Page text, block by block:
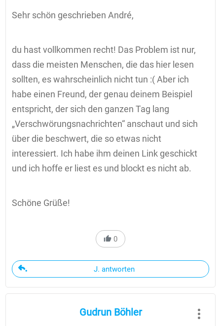
Sehr schön geschrieben André,
du hast vollkommen recht! Das Problem ist nur,
dass die meisten Menschen, die das hier lesen
sollten, es wahrscheinlich nicht tun :( Aber ich
habe einen Freund, der genau deinem Beispiel
entspricht, der sich den ganzen Tag lang
„Verschwörungsnachrichten“ anschaut und sich
über die beschwert, die so etwas nicht
interessiert. Ich habe ihm deinen Link geschickt
und ich hoffe er liest es und blockt es nicht ab.
Schöne Grüße!
0
J. antworten
Gudrun Böhler